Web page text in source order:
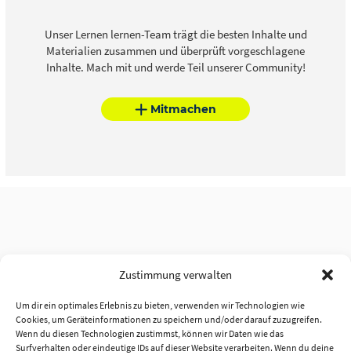
Zustimmung verwalten
Um dir ein optimales Erlebnis zu bieten, verwenden wir Technologien wie
Cookies, um Geräteinformationen zu speichern und/oder darauf zuzugreifen.
Wenn du diesen Technologien zustimmst, können wir Daten wie das
Surfverhalten oder eindeutige IDs auf dieser Website verarbeiten. Wenn du deine
Unser Lernen lernen-Team trägt die besten Inhalte und
Materialien zusammen und überprüft vorgeschlagene
Inhalte. Mach mit und werde Teil unserer Community!
Mitmachen